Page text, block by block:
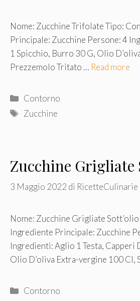
Nome: Zucchine Trifolate Tipo:
Principale: Zucchine Persone: 4
1 Spicchio, Burro 30 G, Olio
Prezzemolo Tritato … Read more
Categorie
Contorno
Tag
Zucchine
Zucchine Grigliate
3 Maggio 2022 di RicetteCulinarie
Nome: Zucchine Grigliate
Ingrediente Principale: Zucchine
Ingredienti: Aglio 1 Testa, Capperi
Olio D’oliva Extra-vergine 100 Cl,
Categorie
Contorno